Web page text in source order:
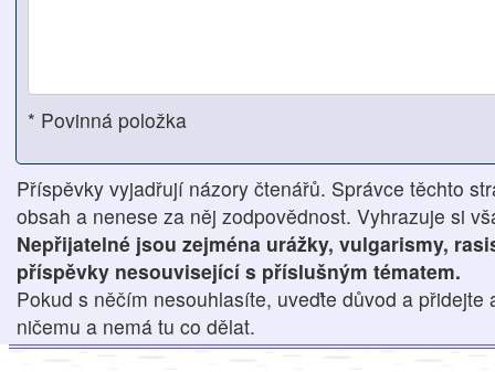
* Povinná položka
Příspěvky vyjadřují názory čtenářů. Správce těchto
obsah a nenese za něj zodpovědnost. Vyhrazuje si
Nepřijatelné jsou zejména urážky, vulgarismy,
příspěvky nesouvisející s příslušným tématem.
Pokud s něčím nesouhlasíte, uveďte důvod a přidejte
ničemu a nemá tu co dělat.